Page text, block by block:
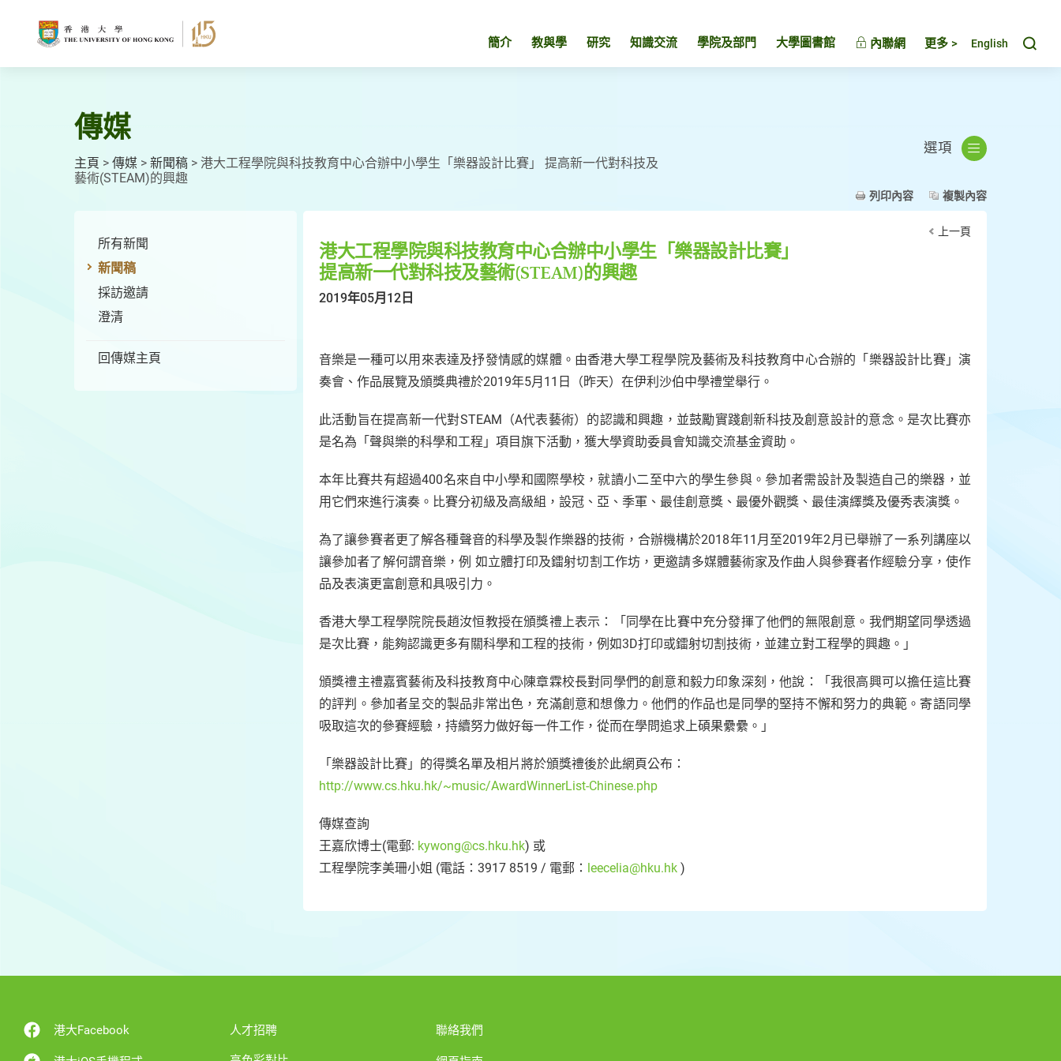
簡介 教與學 研究 知識交流 學院及部門 大學圖書館 內聯網 更多 > English
傳媒
主頁 > 傳媒 > 新聞稿 > 港大工程學院與科技教育中心合辦中小學生「樂器設計比賽」 提高新一代對科技及
藝術(STEAM)的興趣
選項
列印內容 複製內容
所有新聞
新聞稿
採訪邀請
澄清
回傳媒主頁
上一頁
港大工程學院與科技教育中心合辦中小學生「樂器設計比賽」
提高新一代對科技及藝術(STEAM)的興趣
2019年05月12日
音樂是一種可以用來表達及抒發情感的媒體。由香港大學工程學院及藝術及科技教育中心合辦的「樂器設計比賽」演
奏會、作品展覽及頒獎典禮於2019年5月11日（昨天）在伊利沙伯中學禮堂舉行。
此活動旨在提高新一代對STEAM（A代表藝術）的認識和興趣，並鼓勵實踐創新科技及創意設計的意念。是次比賽亦
是名為「聲與樂的科學和工程」項目旗下活動，獲大學資助委員會知識交流基金資助。
本年比賽共有超過400名來自中小學和國際學校，就讀小二至中六的學生參與。參加者需設計及製造自己的樂器，並
用它們來進行演奏。比賽分初級及高級組，設冠、亞、季軍、最佳創意獎、最優外觀獎、最佳演繹獎及優秀表演獎。
為了讓參賽者更了解各種聲音的科學及製作樂器的技術，合辦機構於2018年11月至2019年2月已舉辦了一系列講座以
讓參加者了解何謂音樂，例 如立體打印及鐳射切割工作坊，更邀請多媒體藝術家及作曲人與參賽者作經驗分享，使作
品及表演更富創意和具吸引力。
香港大學工程學院院長趙汝恒教授在頒獎禮上表示：「同學在比賽中充分發揮了他們的無限創意。我們期望同學透過
是次比賽，能夠認識更多有關科學和工程的技術，例如3D打印或鐳射切割技術，並建立對工程學的興趣。」
頒獎禮主禮嘉賓藝術及科技教育中心陳章霖校長對同學們的創意和毅力印象深刻，他說：「我很高興可以擔任這比賽
的評判。參加者呈交的製品非常出色，充滿創意和想像力。他們的作品也是同學的堅持不懈和努力的典範。寄語同學
吸取這次的參賽經驗，持續努力做好每一件工作，從而在學問追求上碩果纍纍。」
「樂器設計比賽」的得獎名單及相片將於頒獎禮後於此網頁公布：
http://www.cs.hku.hk/~music/AwardWinnerList-Chinese.php
傳媒查詢
王嘉欣博士(電郵: kywong@cs.hku.hk) 或
工程學院李美珊小姐 (電話：3917 8519 / 電郵： leecelia@hku.hk )
港大Facebook 人才招聘 聯絡我們